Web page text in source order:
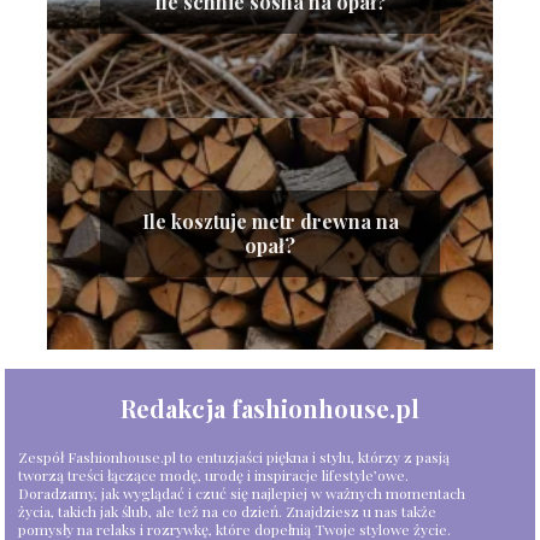
Ile kosztuje metr drewna na
opał?
Redakcja fashionhouse.pl
Zespół Fashionhouse.pl to entuzjaści piękna i stylu, którzy z pasją
tworzą treści łączące modę, urodę i inspiracje lifestyle’owe.
Doradzamy, jak wyglądać i czuć się najlepiej w ważnych momentach
życia, takich jak ślub, ale też na co dzień. Znajdziesz u nas także
pomysły na relaks i rozrywkę, które dopełnią Twoje stylowe życie.